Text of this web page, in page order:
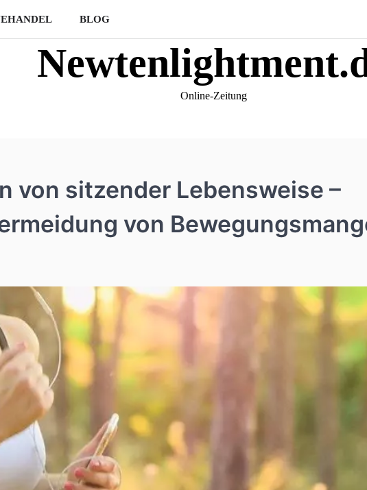
BLOG
Online-Zeitung
von sitzender Lebensweise –
von